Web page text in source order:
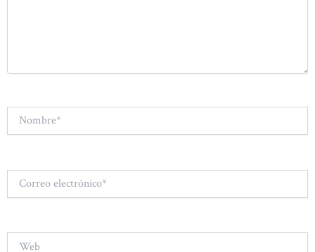
Nombre*
electrónico*